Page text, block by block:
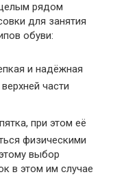
рядом
для занятия
обуви:
и надёжная
части
при этом её
физическими
выбор
в этом им случае